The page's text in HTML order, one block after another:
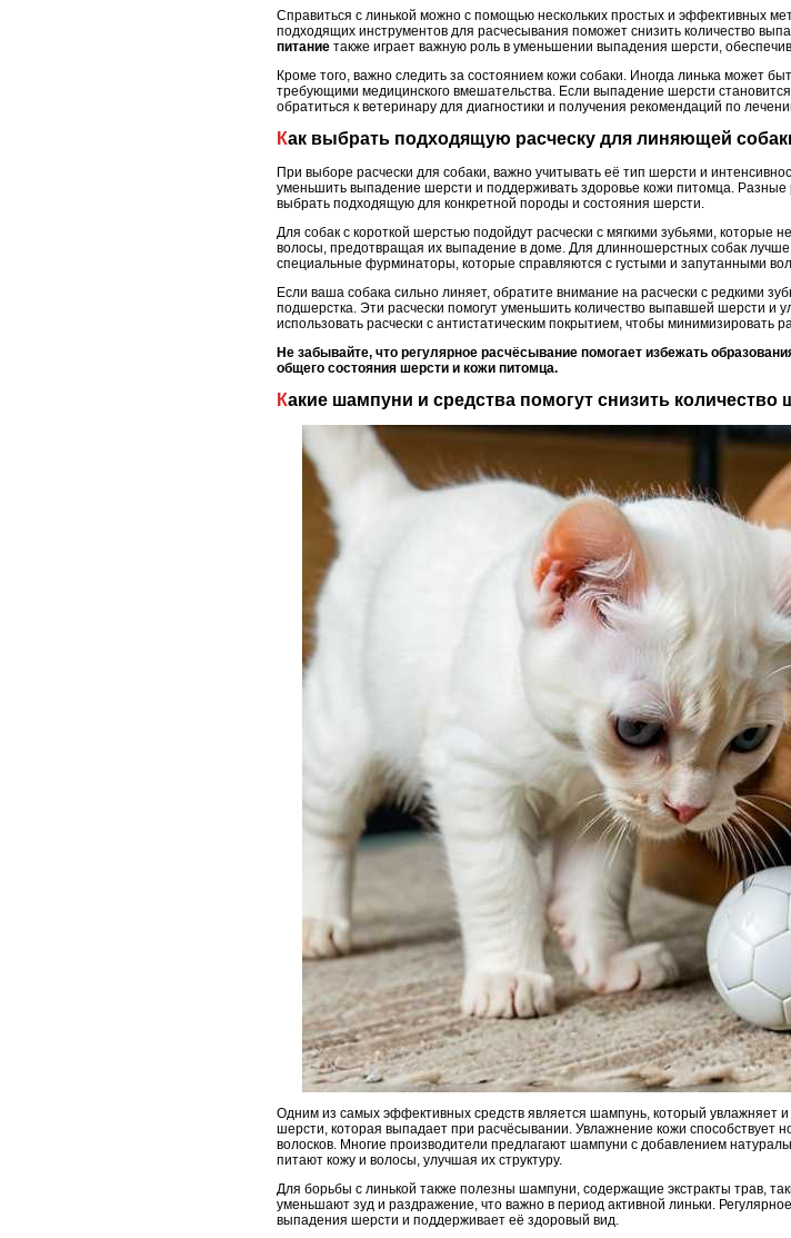
Справиться с линькой можно с помощью нескольких простых и эффективных
подходящих инструментов для расчесывания поможет снизить количество
питание также играет важную роль в уменьшении выпадения шерсти,
Кроме того, важно следить за состоянием кожи собаки. Иногда линька может
требующими медицинского вмешательства. Если выпадение шерсти
обратиться к ветеринару для диагностики и получения рекомендаций по
Как выбрать подходящую расческу для линяющей
При выборе расчески для собаки, важно учитывать её тип шерсти и
уменьшить выпадение шерсти и поддерживать здоровье кожи питомца.
выбрать подходящую для конкретной породы и состояния шерсти.
Для собак с короткой шерстью подойдут расчески с мягкими зубьями,
волосы, предотвращая их выпадение в доме. Для длинношерстных собак лучше
специальные фурминаторы, которые справляются с густыми и запутанными
Если ваша собака сильно линяет, обратите внимание на расчески с редкими
подшерстка. Эти расчески помогут уменьшить количество выпавшей шерсти и
использовать расчески с антистатическим покрытием, чтобы минимизировать
Не забывайте, что регулярное расчёсывание помогает избежать
общего состояния шерсти и кожи питомца.
Какие шампуни и средства помогут снизить количество
Одним из самых эффективных средств является шампунь, который увлажняет
шерсти, которая выпадает при расчёсывании. Увлажнение кожи
волосков. Многие производители предлагают шампуни с добавлением
питают кожу и волосы, улучшая их структуру.
Для борьбы с линькой также полезны шампуни, содержащие экстракты трав,
уменьшают зуд и раздражение, что важно в период активной линьки.
выпадения шерсти и поддерживает её здоровый вид.